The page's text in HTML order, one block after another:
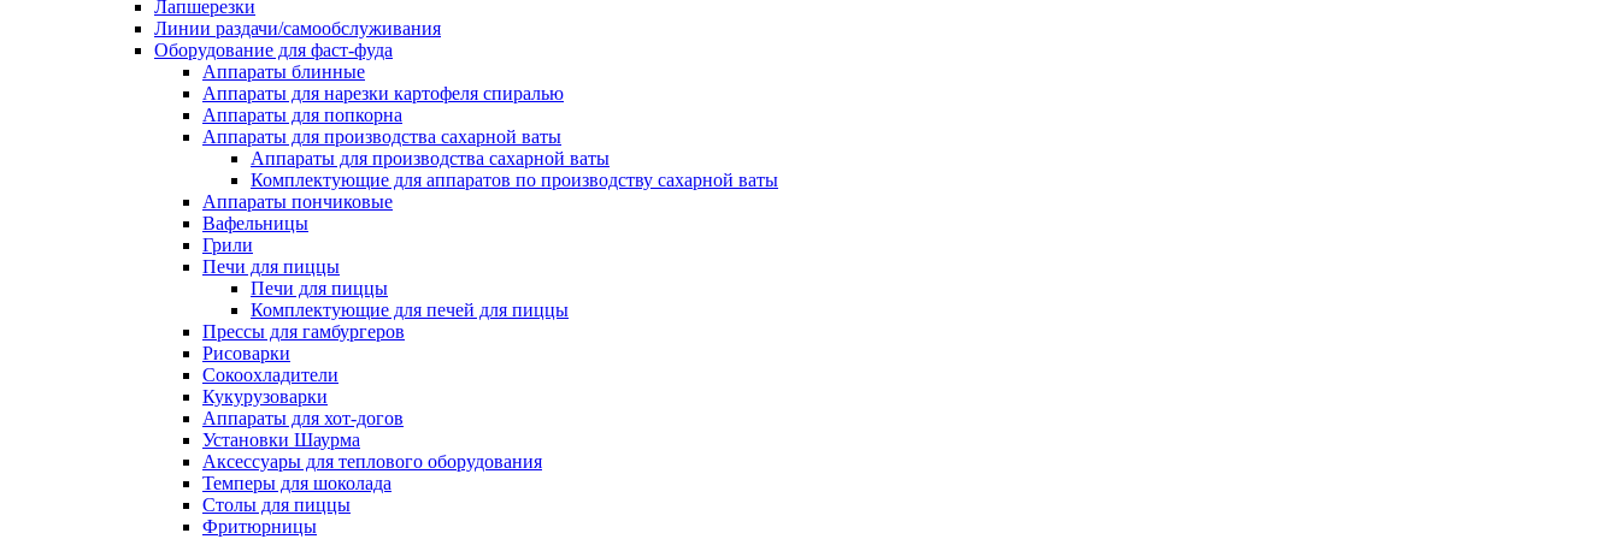
Лапшерезки
Линии раздачи/самообслуживания
Оборудование для фаст-фуда
Аппараты блинные
Аппараты для нарезки картофеля спиралью
Аппараты для попкорна
Аппараты для производства сахарной ваты
Аппараты для производства сахарной ваты
Комплектующие для аппаратов по производству сахарной ваты
Аппараты пончиковые
Вафельницы
Грили
Печи для пиццы
Печи для пиццы
Комплектующие для печей для пиццы
Прессы для гамбургеров
Рисоварки
Сокоохладители
Кукурузоварки
Аппараты для хот-догов
Установки Шаурма
Аксессуары для теплового оборудования
Темперы для шоколада
Столы для пиццы
Фритюрницы